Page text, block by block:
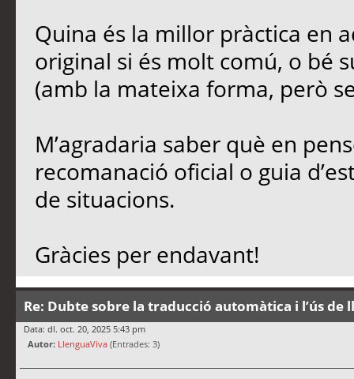
Quina és la millor pràctica en
original si és molt comú, o bé
(amb la mateixa forma, però
M’agradaria saber què en
recomanació oficial o guia
de situacions.
Gràcies per endavant!
Re: Dubte sobre la traducció automàtica i l’ús de
Data: dl. oct. 20, 2025 5:43 pm
Autor: LlenguaViva (Entrades: 3)